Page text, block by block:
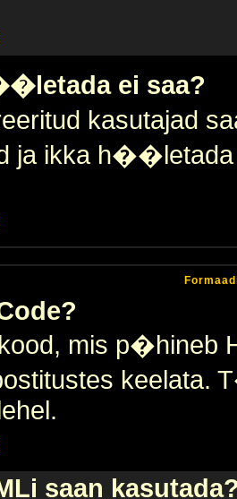
ei saa?
kasutajad
ja ikka h��letada
mis p�hineb
keelata.
saan